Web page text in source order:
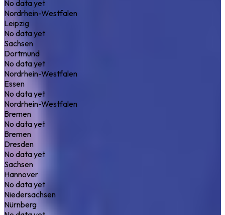
No data yet
Nordrhein-Westfalen
Leipzig
No data yet
Sachsen
Dortmund
No data yet
Nordrhein-Westfalen
Essen
No data yet
Nordrhein-Westfalen
Bremen
No data yet
Bremen
Dresden
No data yet
Sachsen
Hannover
No data yet
Niedersachsen
Nürnberg